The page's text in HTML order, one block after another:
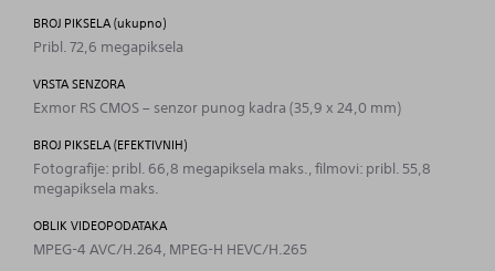
BROJ PIKSELA (ukupno)
Pribl. 72,6 megapiksela
VRSTA SENZORA
Exmor RS CMOS – senzor punog kadra (35,9 x 24,0 mm)
BROJ PIKSELA (EFEKTIVNIH)
Fotografije: pribl. 66,8 megapiksela maks., filmovi: pribl. 55,8
megapiksela maks.
OBLIK VIDEOPODATAKA
MPEG-4 AVC/H.264, MPEG-H HEVC/H.265